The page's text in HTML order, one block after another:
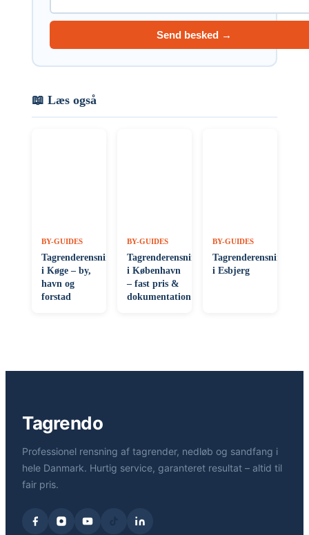
Send besked →
📖 Læs også
BY-GUIDES
Tagrenderensning
i Køge – by,
havn og
forstad
BY-GUIDES
Tagrenderensning
i København
– fast pris &
dokumentation
BY-GUIDES
Tagrenderensning
i Esbjerg
Tagrendo
Professionel rensning af tagrender, nedløb og sandfang i
hele Danmark. Hurtig service, garanteret resultat – altid til
fair pris.